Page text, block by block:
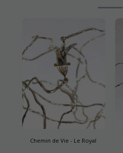
Chemin de Vie - Le Royal